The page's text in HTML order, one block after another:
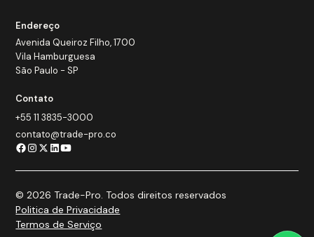
Endereço
Avenida Queiroz Filho, 1700
Vila Hamburguesa
São Paulo - SP
Contato
+55 11 3835-3000
contato@trade-pro.co
© 2026 Trade-Pro. Todos direitos reservados
Politica de Privacidade
Termos de Serviço